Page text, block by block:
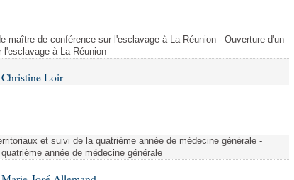
maître de conférence sur l'esclavage à La Réunion - Ouverture d'un
à La Réunion
Loir
et suivi de la quatrième année de médecine générale -
année de médecine générale